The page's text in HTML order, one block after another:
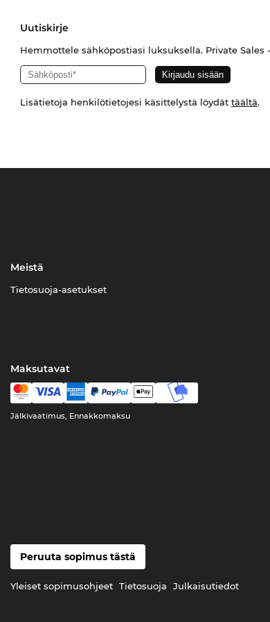
Uutiskirje
Hemmottele sähköpostiasi luksuksella. Private
Lisätietoja henkilötietojesi käsittelystä löydät täältä.
Meistä
Tietosuoja-asetukset
Maksutavat
Jälkivaatimus, Ennakkomaksu
Peruuta sopimus tästä
Yleiset sopimusohjeet Tietosuoja Julkaisutiedot